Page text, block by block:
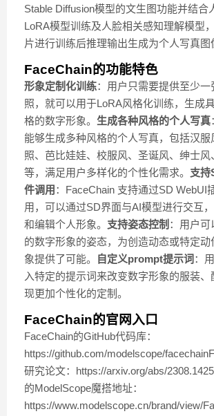
Stable Diffusion模型的文生图功能并结合
LoRA模型训练及人脸相关感知理解模型
片进行训练后推理输出生成为个人写真图
FaceChain的功能特色
形象定制化训练：用户只需要提供至少一
照，就可以用于LoRA风格化训练，生成
格的数字形象。 生成各种风格的个人写真
能够生成多种风格的个人写真，包括汉服
照、芭比娃娃、校服风、圣诞风、绅士风
等，满足用户多样化的个性化需求。 支持
件调用 ：FaceChain 支持通过SD WebUI
用，可以通过SD界面与AI模型进行交互
和编辑个人形象。 支持姿态控制 ：用户可
的数字形象的姿态，为创造动态或特定动
象提供了可能。
自定义prompt提示词 ：
入特定的提示词来改变数字形象的服装、
现更加个性化的定制。
FaceChain的官网入口
FaceChain的GitHub代码库：
https://github.com/modelscope/
研究论文：https://arxiv.org/abs/
的ModelScope魔搭地址：
https://www.modelscope.cn/brand/view/